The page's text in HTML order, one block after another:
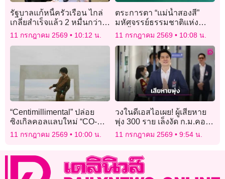
รัฐบาลแก้หนี้ครัวเรือน ไกล่
เกลี่ยสำเร็จแล้ว 2 หมื่นกว่า
ราย
11 กรกฎาคม 2569 10:12 น.
ตระการตา “แม่น้ำสองสี”
มหัศจรรย์ธรรมชาติแห่ง
แม่น้ำเหลืองในจีน
11 กรกฎาคม 2569 10:08 น.
“Centimillimental” ปล่อย
ซิงเกิลคอลแลบใหม่ “CO-
WRITE” ร่วมกับ “EL
CAPITXN”
11 กรกฎาคม 2569 10:00 น.
วงในดีเอสไอเผย! ผู้เสียหาย
พุ่ง 300 ราย เล็งงัด ก.ม.คอม
พ์-แชร์ลูกโซ่ ฟันขบวนกา
รบิ๊กเทคโนโลยี
11 กรกฎาคม 2569 9:54 น.